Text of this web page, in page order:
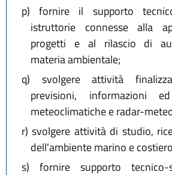
p) fornire il supporto
istruttorie connesse alla
progetti e al rilascio di
materia ambientale;
q) svolgere attività
previsioni, informazioni
meteoclimatiche e radar-
r) svolgere attività di studio,
dell'ambiente marino e
s) fornire supporto tecnico-